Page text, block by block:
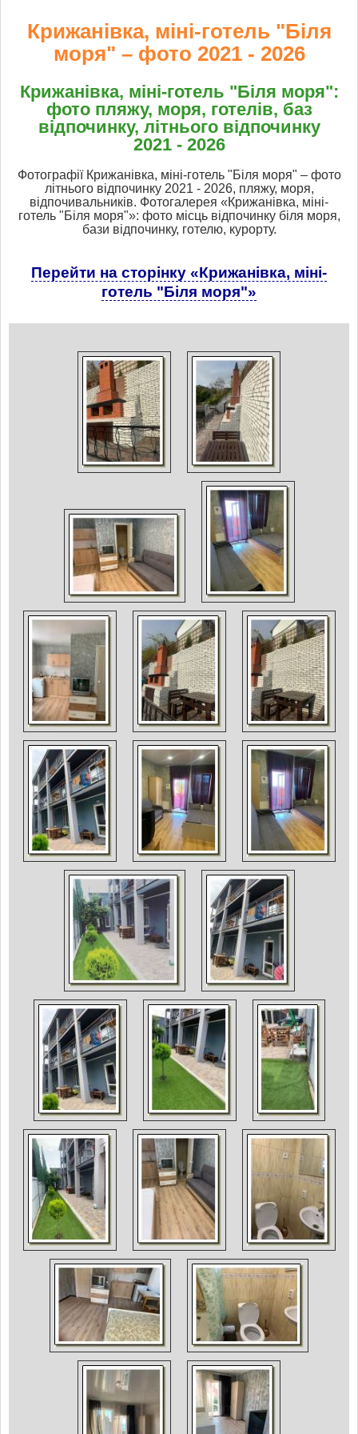
Крижанівка, міні-готель "Біля
моря" – фото 2021 - 2026
Крижанівка, міні-готель "Біля моря":
фото пляжу, моря, готелів, баз
відпочинку, літнього відпочинку
2021 - 2026
Фотографії Крижанівка, міні-готель "Біля моря" – фото
літнього відпочинку 2021 - 2026, пляжу, моря,
відпочивальників. Фотогалерея «Крижанівка, міні-
готель "Біля моря"»: фото місць відпочинку біля моря,
бази відпочинку, готелю, курорту.
Перейти на сторінку «Крижанівка, міні-
готель "Біля моря"»